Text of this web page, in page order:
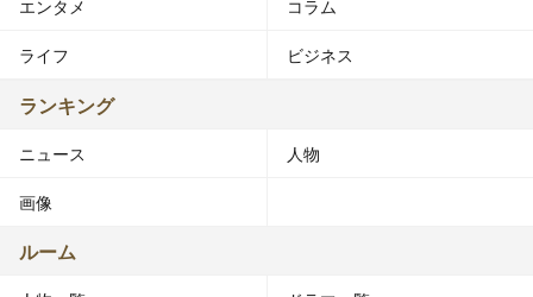
エンタメ コラム
ライフ ビジネス
ランキング
ニュース 人物
画像
ルーム